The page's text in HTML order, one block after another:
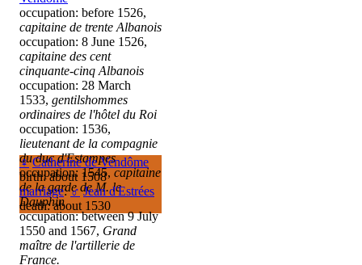
occupation: before 1526,
capitaine de trente Albanois
occupation: 8 June 1526,
capitaine des cent
cinquante-cinq Albanois
occupation: 28 March
1533, gentilshommes
ordinaires de l'hôtel du Roi
occupation: 1536,
lieutenant de la compagnie
du duc d'Estampes
occupation: 1545,capitaine
de la garde de M. le
Dauphin
occupation: between 9 July
1550 and 1567, Grand
maître de l'artillerie de
France.
♀ Catherine de Vendôme
birth: about 1508
marriage:♂ Jean d'Estrées
death: about 1530